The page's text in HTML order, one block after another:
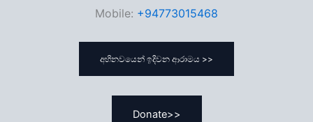
Mobile: +94773015468
අභිනවයෙන් ඉදිවන ආරාමය >>
Donate>>